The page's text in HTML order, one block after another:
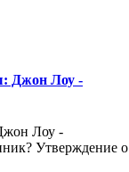
Джон Лоу -
Лоу -
Утверждение о